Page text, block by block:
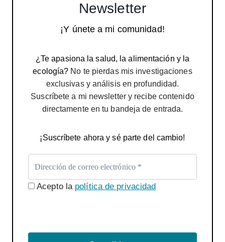
Newsletter
¡Y únete a mi comunidad!
¿Te apasiona la salud, la alimentación y la
ecología? No te pierdas mis investigaciones
exclusivas y análisis en profundidad.
Suscríbete a mi newsletter y recibe contenido
directamente en tu bandeja de entrada.
¡Suscríbete ahora y sé parte del cambio!
Acepto la política de privacidad